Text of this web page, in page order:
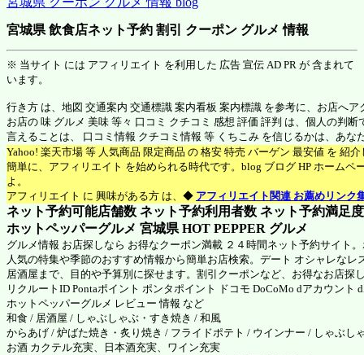
宮城県 飲食店ネット予約 割引 クーポン グルメ 情報
※ 当サイト には アフィリエイト を利用した 広告 宣伝 AD PR が 含まれて
います。
行き方 は、地図 交通案内 交通標識 案内看板 案内標識 を参考に、お店へア
お店の 味 グルメ 美味 等々 口コミ クチコミ 感想 評価 評判 は、個人の判断
言えることは、 口コミ情報 クチコミ情報 等 くちこみ を信じるかは、あな
Yahoo! 楽天市場 等 人気商品 限定商品 の 格安 特売 バーゲン 最安値 を 紹
簡単に、アフィリエイト を始められる時代です。blog ブログ HP ホームペ
よ。
アフィリエイト に 興味がある方 は、◆ アフィリエイト関連 お薦めリンク
ネット予約可能店舗数 ネット予約利用者数 ネット予約満足
ホットペッパーグルメ 宮城県 HOT PEPPER グルメ
グルメ情報 お店探しなら お得なクーポン満載 ２４時間ネット予約サイト
人気の特集や季節のおすすめ情報から簡単お店検索。デート オシャレなレ
居酒屋まで、目的や予算別に探せます。割引クーポンなど、お得なお店探
リクルートID Pontaポイント ポンタポイント ドコモ DoCoMo dアカウント
ホットペッパーグルメ レビュー 情報 など
和食 / 居酒屋 / しゃぶしゃぶ・すき焼き / 和風
からあげ / 炉ばた焼き・炙り焼き / フライドポテト / ウインナー / しゃぶし
お酒 カクテル充実、日本酒充実、ワイン充実